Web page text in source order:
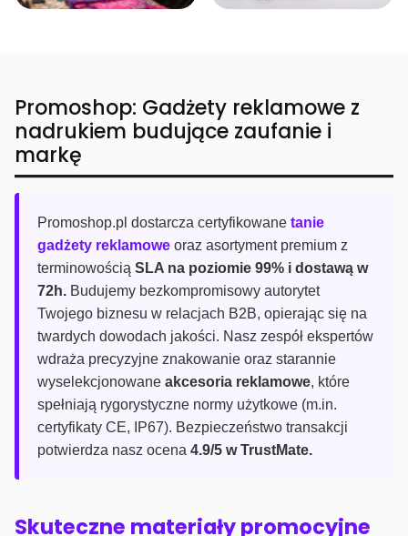
Promoshop: Gadżety reklamowe z
nadrukiem budujące zaufanie i
markę
Promoshop.pl dostarcza certyfikowane tanie
gadżety reklamowe oraz asortyment premium z
terminowością SLA na poziomie 99% i dostawą w
72h. Budujemy bezkompromisowy autorytet
Twojego biznesu w relacjach B2B, opierając się na
twardych dowodach jakości. Nasz zespół ekspertów
wdraża precyzyjne znakowanie oraz starannie
wyselekcjonowane akcesoria reklamowe, które
spełniają rygorystyczne normy użytkowe (m.in.
certyfikaty CE, IP67). Bezpieczeństwo transakcji
potwierdza nasz ocena 4.9/5 w TrustMate.
Skuteczne materiały promocyjne